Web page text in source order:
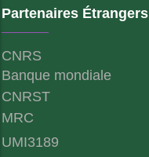
Partenaires Étrangers
CNRS
Banque mondiale
CNRST
MRC
UMI3189